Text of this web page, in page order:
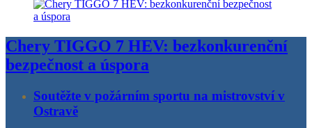
Chery TIGGO 7 HEV: bezkonkurenční
bezpečnost a úspora
Soutěžte v požárním sportu na mistrovství v
Ostravě